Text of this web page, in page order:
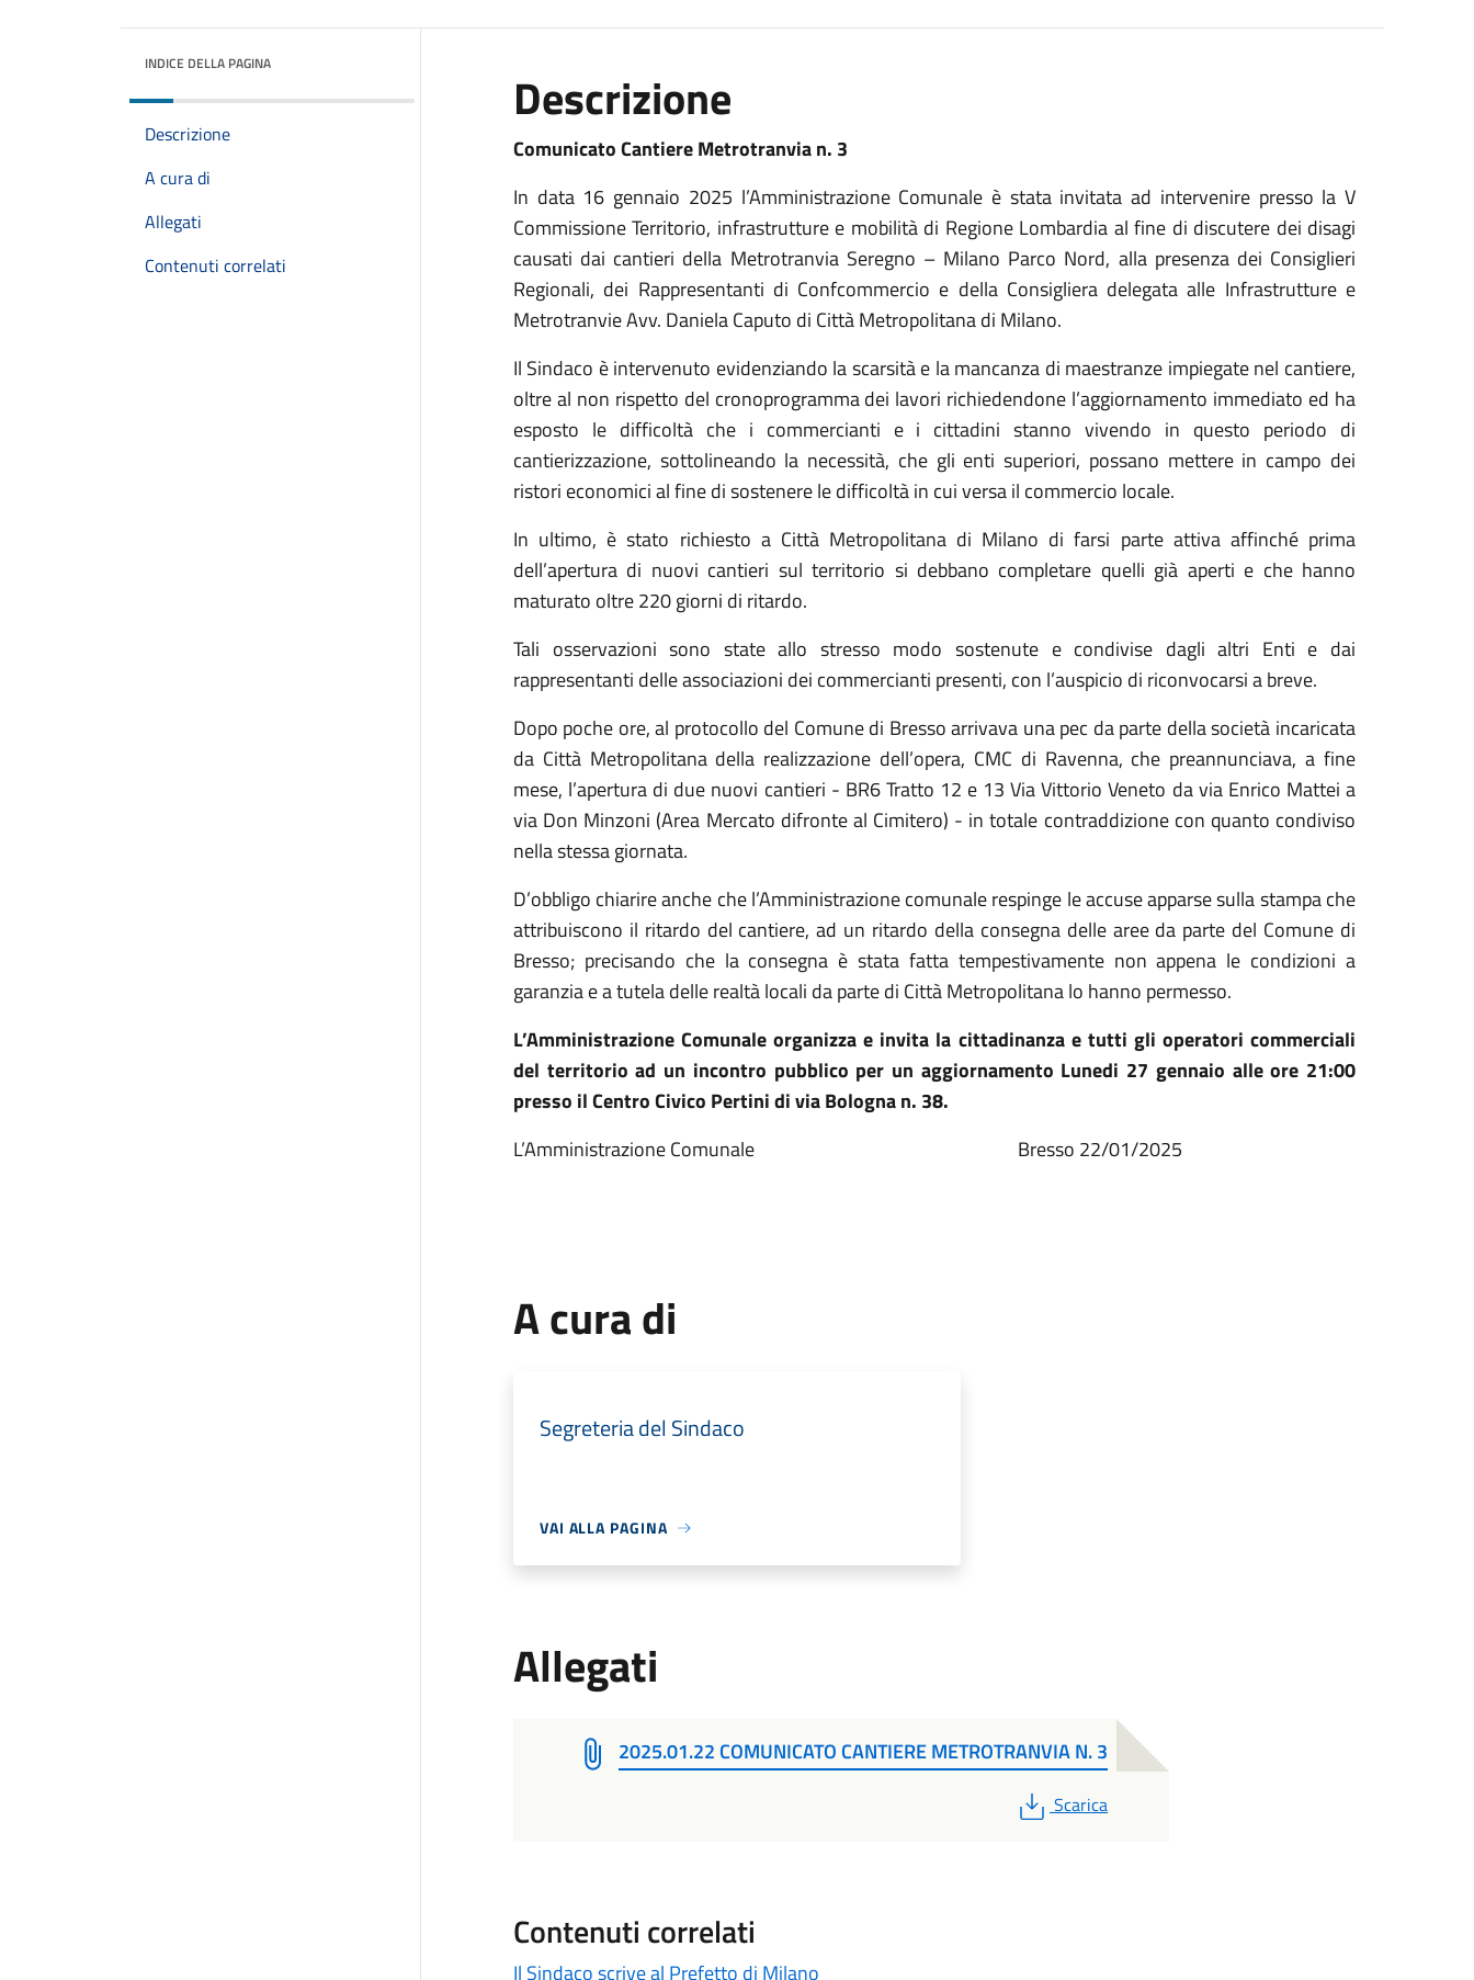
INDICE DELLA PAGINA
Descrizione
A cura di
Allegati
Contenuti correlati
Descrizione
Comunicato Cantiere Metrotranvia n. 3
In data 16 gennaio 2025 l’Amministrazione Comunale è stata invitata ad intervenire presso la V
Commissione Territorio, infrastrutture e mobilità di Regione Lombardia al fine di discutere dei disagi
causati dai cantieri della Metrotranvia Seregno – Milano Parco Nord, alla presenza dei Consiglieri
Regionali, dei Rappresentanti di Confcommercio e della Consigliera delegata alle Infrastrutture e
Metrotranvie Avv. Daniela Caputo di Città Metropolitana di Milano.
Il Sindaco è intervenuto evidenziando la scarsità e la mancanza di maestranze impiegate nel cantiere,
oltre al non rispetto del cronoprogramma dei lavori richiedendone l’aggiornamento immediato ed ha
esposto le difficoltà che i commercianti e i cittadini stanno vivendo in questo periodo di
cantierizzazione, sottolineando la necessità, che gli enti superiori, possano mettere in campo dei
ristori economici al fine di sostenere le difficoltà in cui versa il commercio locale.
In ultimo, è stato richiesto a Città Metropolitana di Milano di farsi parte attiva affinché prima
dell’apertura di nuovi cantieri sul territorio si debbano completare quelli già aperti e che hanno
maturato oltre 220 giorni di ritardo.
Tali osservazioni sono state allo stresso modo sostenute e condivise dagli altri Enti e dai
rappresentanti delle associazioni dei commercianti presenti, con l’auspicio di riconvocarsi a breve.
Dopo poche ore, al protocollo del Comune di Bresso arrivava una pec da parte della società incaricata
da Città Metropolitana della realizzazione dell’opera, CMC di Ravenna, che preannunciava, a fine
mese, l’apertura di due nuovi cantieri - BR6 Tratto 12 e 13 Via Vittorio Veneto da via Enrico Mattei a
via Don Minzoni (Area Mercato difronte al Cimitero) - in totale contraddizione con quanto condiviso
nella stessa giornata.
D’obbligo chiarire anche che l’Amministrazione comunale respinge le accuse apparse sulla stampa che
attribuiscono il ritardo del cantiere, ad un ritardo della consegna delle aree da parte del Comune di
Bresso; precisando che la consegna è stata fatta tempestivamente non appena le condizioni a
garanzia e a tutela delle realtà locali da parte di Città Metropolitana lo hanno permesso.
L’Amministrazione Comunale organizza e invita la cittadinanza e tutti gli operatori commerciali
del territorio ad un incontro pubblico per un aggiornamento Lunedi 27 gennaio alle ore 21:00
presso il Centro Civico Pertini di via Bologna n. 38.
L’Amministrazione Comunale Bresso 22/01/2025
A cura di
Segreteria del Sindaco
VAI ALLA PAGINA
Allegati
2025.01.22 COMUNICATO CANTIERE METROTRANVIA N. 3
PDF
Scarica
Contenuti correlati
Il Sindaco scrive al Prefetto di Milano